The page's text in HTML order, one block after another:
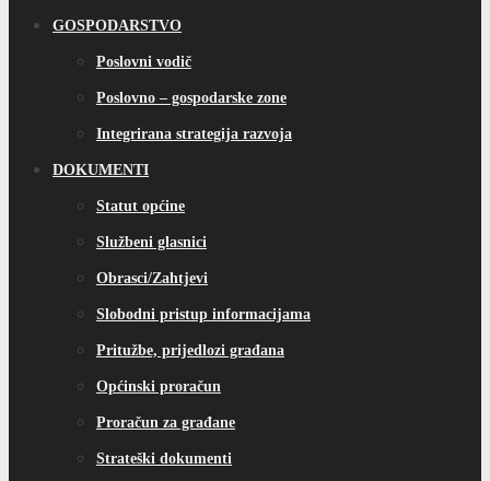
GOSPODARSTVO
Poslovni vodič
Poslovno – gospodarske zone
Integrirana strategija razvoja
DOKUMENTI
Statut općine
Službeni glasnici
Obrasci/Zahtjevi
Slobodni pristup informacijama
Pritužbe, prijedlozi građana
Općinski proračun
Proračun za građane
Strateški dokumenti